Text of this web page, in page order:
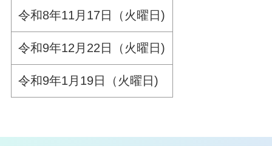
令和8年11月17日（火曜日)
令和9年12月22日（火曜日)
令和9年1月19日（火曜日)